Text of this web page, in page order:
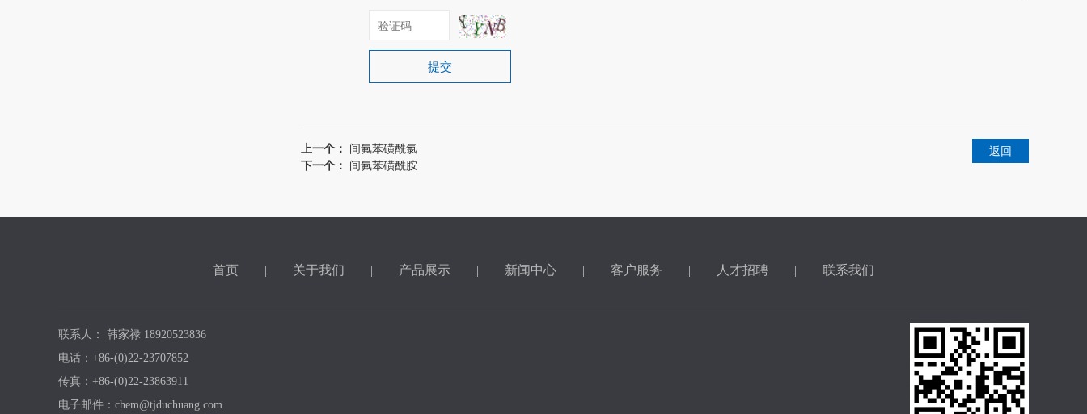
提交
上一个： 间氟苯磺酰氯
下一个： 间氟苯磺酰胺
返回
首页 | 关于我们 | 产品展示 | 新闻中心 | 客户服务 | 人才招聘 | 联系我们
联系人： 韩家禄 18920523836
电话：+86-(0)22-23707852
传真：+86-(0)22-23863911
电子邮件：chem@tjduchuang.com